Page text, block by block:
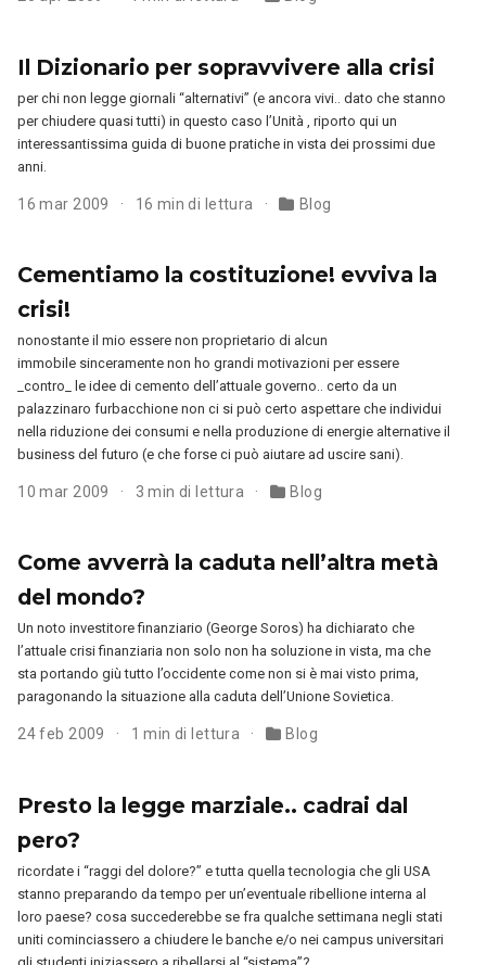
Il Dizionario per sopravvivere alla crisi
per chi non legge giornali “alternativi” (e ancora vivi.. dato che stanno
per chiudere quasi tutti) in questo caso l’Unità , riporto qui un
interessantissima guida di buone pratiche in vista dei prossimi due
anni.
16 mar 2009 16 min di lettura Blog
Cementiamo la costituzione! evviva la
crisi!
nonostante il mio essere non proprietario di alcun
immobile sinceramente non ho grandi motivazioni per essere
_contro_ le idee di cemento dell’attuale governo.. certo da un
palazzinaro furbacchione non ci si può certo aspettare che individui
nella riduzione dei consumi e nella produzione di energie alternative il
business del futuro (e che forse ci può aiutare ad uscire sani).
10 mar 2009 3 min di lettura Blog
Come avverrà la caduta nell’altra metà
del mondo?
Un noto investitore finanziario (George Soros) ha dichiarato che
l’attuale crisi finanziaria non solo non ha soluzione in vista, ma che
sta portando giù tutto l’occidente come non si è mai visto prima,
paragonando la situazione alla caduta dell’Unione Sovietica.
24 feb 2009 1 min di lettura Blog
Presto la legge marziale.. cadrai dal
pero?
ricordate i “raggi del dolore?” e tutta quella tecnologia che gli USA
stanno preparando da tempo per un’eventuale ribellione interna al
loro paese? cosa succederebbe se fra qualche settimana negli stati
uniti cominciassero a chiudere le banche e/o nei campus universitari